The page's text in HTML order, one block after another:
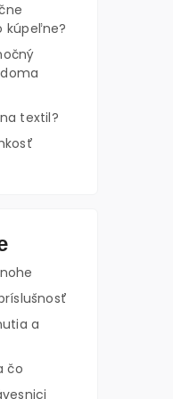
kúpeľne?
textil?
a
čo